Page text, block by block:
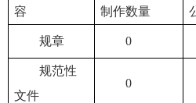
容
制作数量
规章 0
规范性
文件
0